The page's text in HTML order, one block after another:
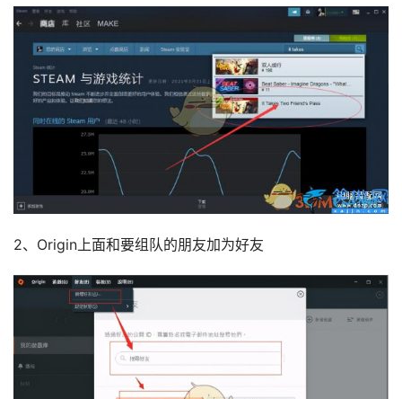
2、Origin上面和要组队的朋友加为好友